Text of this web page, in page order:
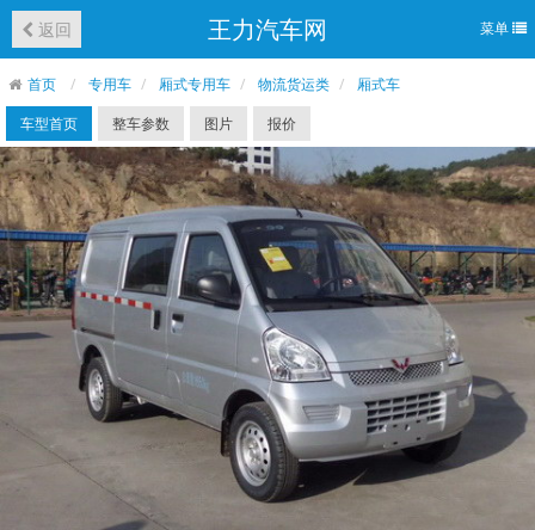
返回 王力汽车网 菜单
首页 专用车 厢式专用车 物流货运类
厢式车
车型首页
整车参数 图片 报价